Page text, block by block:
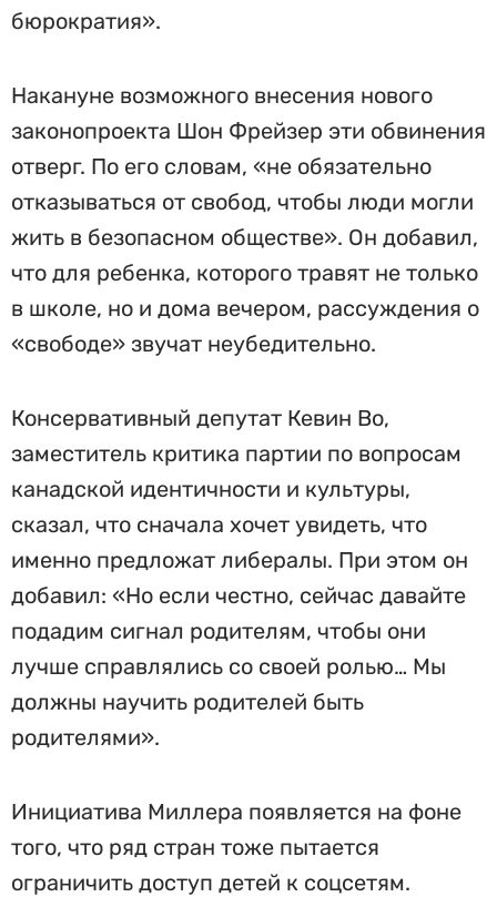
бюрократия».
Накануне возможного внесения нового
законопроекта Шон Фрейзер эти обвинения
отверг. По его словам, «не обязательно
отказываться от свобод, чтобы люди могли
жить в безопасном обществе». Он добавил,
что для ребенка, которого травят не только
в школе, но и дома вечером, рассуждения о
«свободе» звучат неубедительно.
Консервативный депутат Кевин Во,
заместитель критика партии по вопросам
канадской идентичности и культуры,
сказал, что сначала хочет увидеть, что
именно предложат либералы. При этом он
добавил: «Но если честно, сейчас давайте
подадим сигнал родителям, чтобы они
лучше справлялись со своей ролью… Мы
должны научить родителей быть
родителями».
Инициатива Миллера появляется на фоне
того, что ряд стран тоже пытается
ограничить доступ детей к соцсетям.